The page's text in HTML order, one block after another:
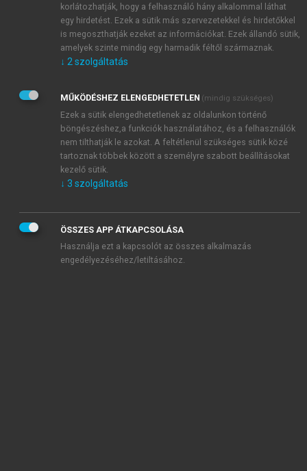
Kérek értesítést a MeRSZ újdonságairól, akcióiról.
Kérek értesítést az Akadémiai Kiadó Zrt. újdonságairól,
Adatkezelési tájékoztatóbanfoglaltakat tudomásul
veszem és elfogadom.
Általános vásárlási feltételeket, valamint a szotar.netés a
mersz.huoldalak licencszerződéseiben foglaltakat
tudomásul veszem és elfogadom.
KIPRÓBÁLOM
korlátozhatják, hogy a felhasználó hány alkalommal láthat
egy hirdetést. Ezek a sütik más szervezetekkel és hirdetőkkel
is megoszthatják ezeket az információkat. Ezek állandó sütik,
amelyek szinte mindig egy harmadik féltől származnak.
↓ 2 szolgáltatás
MŰKÖDÉSHEZ ELENGEDHETETLEN (mindig szükséges)
Ezek a sütik elengedhetetlenek az oldalunkon történő
böngészéshez,a funkciók használatához, és a felhasználók
nem tilthatják le azokat. A feltétlenül szükséges sütik közé
tartoznak többek között a személyre szabott beállításokat
kezelő sütik.
↓ 3 szolgáltatás
ÖSSZES APP ÁTKAPCSOLÁSA
Használja ezt a kapcsolót az összes alkalmazás
engedélyezéséhez/letiltásához.